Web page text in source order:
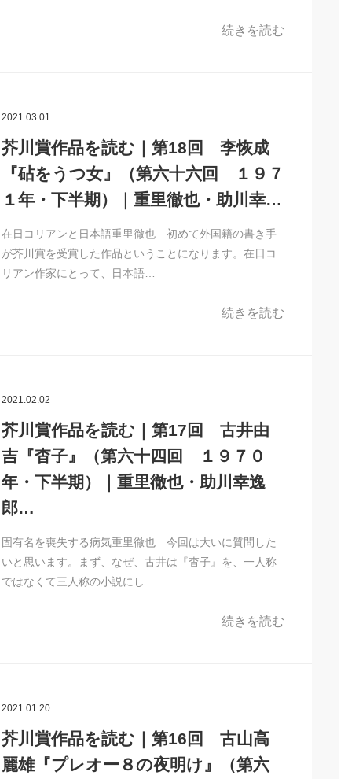
続きを読む
2021.03.01
芥川賞作品を読む｜第18回 李恢成
『砧をうつ女』（第六十六回 １９７
１年・下半期）｜重里徹也・助川幸…
在日コリアンと日本語重里徹也 初めて外国籍の書き手
が芥川賞を受賞した作品ということになります。在日コ
リアン作家にとって、日本語…
続きを読む
2021.02.02
芥川賞作品を読む｜第17回 古井由
吉『杳子』（第六十四回 １９７０
年・下半期）｜重里徹也・助川幸逸
郎…
固有名を喪失する病気重里徹也 今回は大いに質問した
いと思います。まず、なぜ、古井は『杳子』を、一人称
ではなくて三人称の小説にし…
続きを読む
2021.01.20
芥川賞作品を読む｜第16回 古山高
麗雄『プレオー８の夜明け』（第六